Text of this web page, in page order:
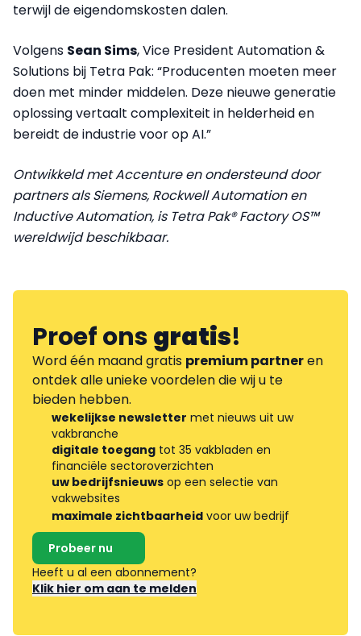
terwijl de eigendomskosten dalen.
Volgens Sean Sims, Vice President Automation &
Solutions bij Tetra Pak: “Producenten moeten meer
doen met minder middelen. Deze nieuwe generatie
oplossing vertaalt complexiteit in helderheid en
bereidt de industrie voor op AI.”
Ontwikkeld met Accenture en ondersteund door
partners als Siemens, Rockwell Automation en
Inductive Automation, is Tetra Pak® Factory OS™
wereldwijd beschikbaar.
Proef onsgratis!
Word één maand gratis premium partneren
ontdek alle unieke voordelen die wij u te
bieden hebben.
wekelijkse newsletter met nieuws uit uw
vakbranche
digitale toegang tot 35 vakbladen en
financiële sectoroverzichten
uw bedrijfsnieuws op een selectie van
vakwebsites
maximale zichtbaarheid voor uw bedrijf
Probeer nu
Heeft u al een abonnement?
Klik hier om aan te melden